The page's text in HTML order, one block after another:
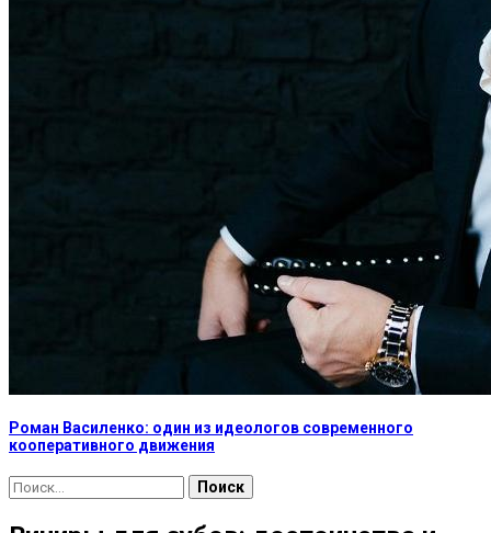
Роман Василенко: один из идеологов современного
кооперативного движения
Найти: